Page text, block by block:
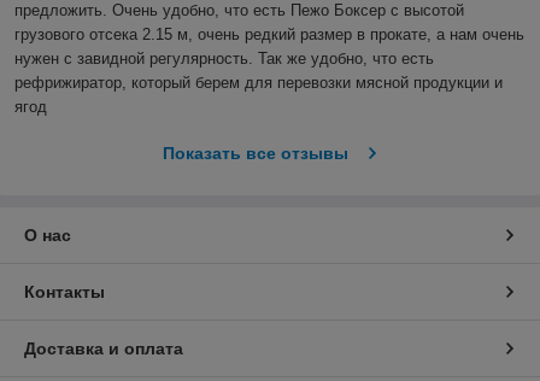
предложить. Очень удобно, что есть Пежо Боксер с высотой
грузового отсека 2.15 м, очень редкий размер в прокате, а нам очень
нужен с завидной регулярность. Так же удобно, что есть
рефрижиратор, который берем для перевозки мясной продукции и
ягод
Показать все отзывы
О нас
Контакты
Доставка и оплата